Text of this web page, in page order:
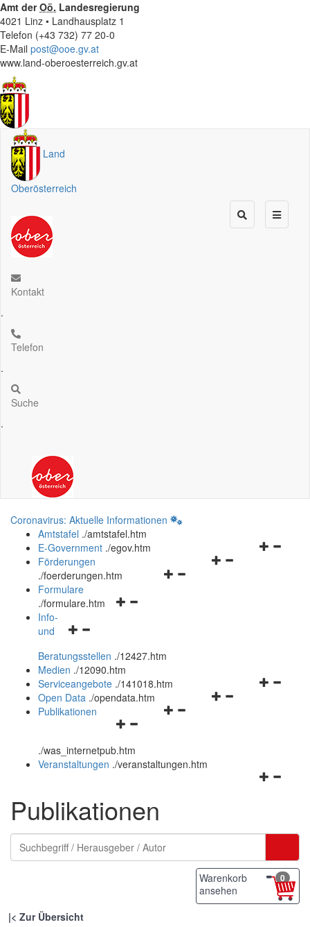
Amt derOö. Landesregierung
4021 Linz • Landhausplatz 1
Telefon (+43 732) 77 20-0
E-Mail post@ooe.gv.at
www.land-oberoesterreich.gv.at
Land
Oberösterreich
Kontakt
.
Telefon
.
Suche
.
Coronavirus: Aktuelle Informationen
Amtstafel ./amtstafel.htm
Navigationsmenü
E-Government ./egov.htm
Navigationsmenü
Förderungen
./foerderungen.htm
Navigationsmenü
Formulare
./formulare.htm
Navigationsmenü
und
schließen
Info-
und
Beratungsstellen ./12427.htm
Medien ./12090.htm
Navigationsmenü
Serviceangebote ./141018.htm
Navigationsmenü
Open Data ./opendata.htm
Navigationsmenü
und
schließen
Publikationen
./was_internetpub.htm
Veranstaltungen ./veranstaltungen.htm
Publikationen
Warenkorb
ansehen
0
Zur Übersicht